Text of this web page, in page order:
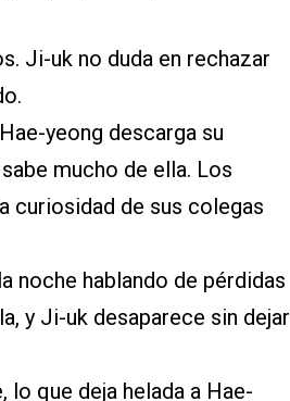
Ji-uk no duda en rechazar
yeong descarga su
mucho de ella. Los
curiosidad de sus colegas
noche hablando de pérdidas
y Ji-uk desaparece sin dejar
que deja helada a Hae-